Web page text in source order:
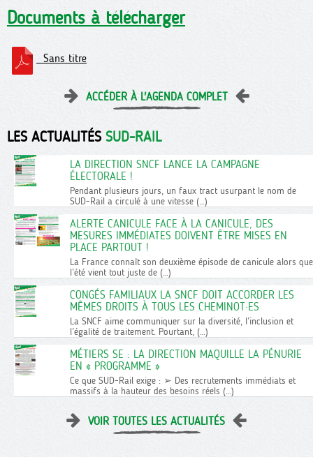
Documents à télécharger
Sans titre
ACCÉDER À L'AGENDA COMPLET
LES ACTUALITÉS SUD-RAIL
LA DIRECTION SNCF LANCE LA CAMPAGNE
ÉLECTORALE !
Pendant plusieurs jours, un faux tract usurpant le nom de
SUD-Rail a circulé à une vitesse (…)
ALERTE CANICULE FACE À LA CANICULE, DES
MESURES IMMÉDIATES DOIVENT ÊTRE MISES EN
PLACE PARTOUT !
La France connaît son deuxième épisode de canicule alors que
l’été vient tout juste de (…)
CONGÉS FAMILIAUX LA SNCF DOIT ACCORDER LES
MÊMES DROITS À TOUS LES CHEMINOT·ES
La SNCF aime communiquer sur la diversité, l’inclusion et
l’égalité de traitement. Pourtant, (…)
MÉTIERS SE : LA DIRECTION MAQUILLE LA PÉNURIE
EN « PROGRAMME »
Ce que SUD-Rail exige : ➢ Des recrutements immédiats et
massifs à la hauteur des besoins réels (…)
VOIR TOUTES LES ACTUALITÉS